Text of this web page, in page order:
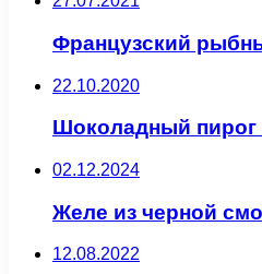
Французский
22.10.2020
Шоколадный пирог
02.12.2024
Желе из черной
12.08.2022